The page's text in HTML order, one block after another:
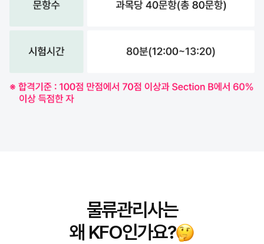
물류관리사는
왜 KFO인가요?